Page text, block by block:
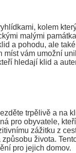
kolem
malými
a pohodu, ale
míst vám umožní
hledají klid a
trpělivě a na
pro obyvatele,
zážitku z
života.
pro jejich domov.